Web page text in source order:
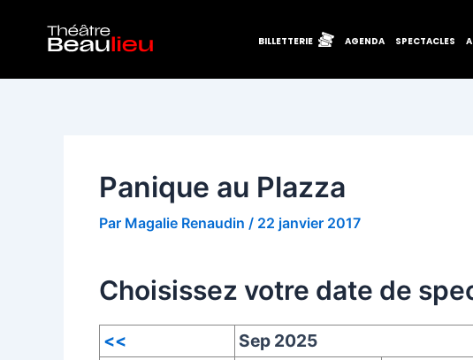
contenu
BILLETTERIE AGENDA SPECTACLES
Panique au Plazza
Par Magalie Renaudin / 22 janvier 2017
Choisissez votre date de
<< Sep 2025
des
articles